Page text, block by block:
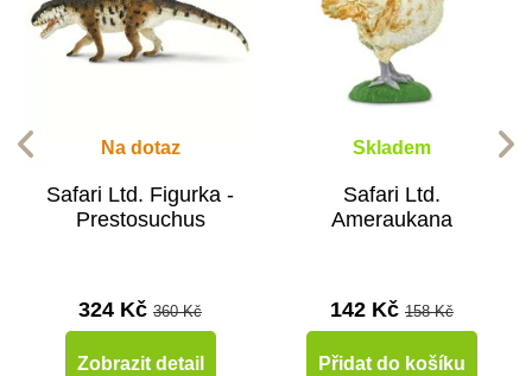
Na dotaz
Safari Ltd. Figurka -
Prestosuchus
324 Kč 360 Kč
Zobrazit detail
Skladem
Safari Ltd.
Ameraukana
142 Kč 158 Kč
Přidat do košíku